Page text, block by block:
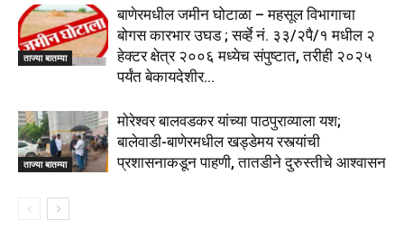
ताज्या बातम्या
बाणेरमधील जमीन घोटाळा – महसूल विभागाचा
बोगस कारभार उघड ; सर्व्हे नं. ३३/२पै/१ मधील २
हेक्टर क्षेत्र २००६ मध्येच संपुष्टात, तरीही २०२५
पर्यंत बेकायदेशीर...
ताज्या बातम्या
मोरेश्वर बालवडकर यांच्या पाठपुराव्याला यश;
बालेवाडी-बाणेरमधील खड्डेमय रस्त्यांची
प्रशासनाकडून पाहणी, तातडीने दुरुस्तीचे आश्वासन